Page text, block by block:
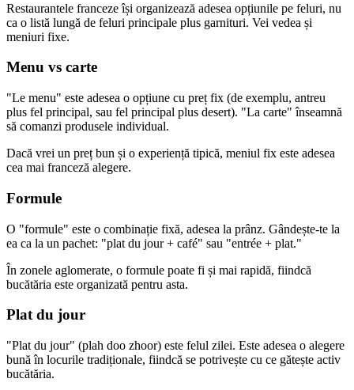
Restaurantele franceze își organizează adesea opțiunile pe feluri, nu
ca o listă lungă de feluri principale plus garnituri. Vei vedea și
meniuri fixe.
Menu vs carte
"Le menu" este adesea o opțiune cu preț fix (de exemplu, antreu
plus fel principal, sau fel principal plus desert). "La carte" înseamnă
să comanzi produsele individual.
Dacă vrei un preț bun și o experiență tipică, meniul fix este adesea
cea mai franceză alegere.
Formule
O "formule" este o combinație fixă, adesea la prânz. Gândește-te la
ea ca la un pachet: "plat du jour + café" sau "entrée + plat."
În zonele aglomerate, o formule poate fi și mai rapidă, fiindcă
bucătăria este organizată pentru asta.
Plat du jour
"Plat du jour" (plah doo zhoor) este felul zilei. Este adesea o alegere
bună în locurile tradiționale, fiindcă se potrivește cu ce gătește activ
bucătăria.